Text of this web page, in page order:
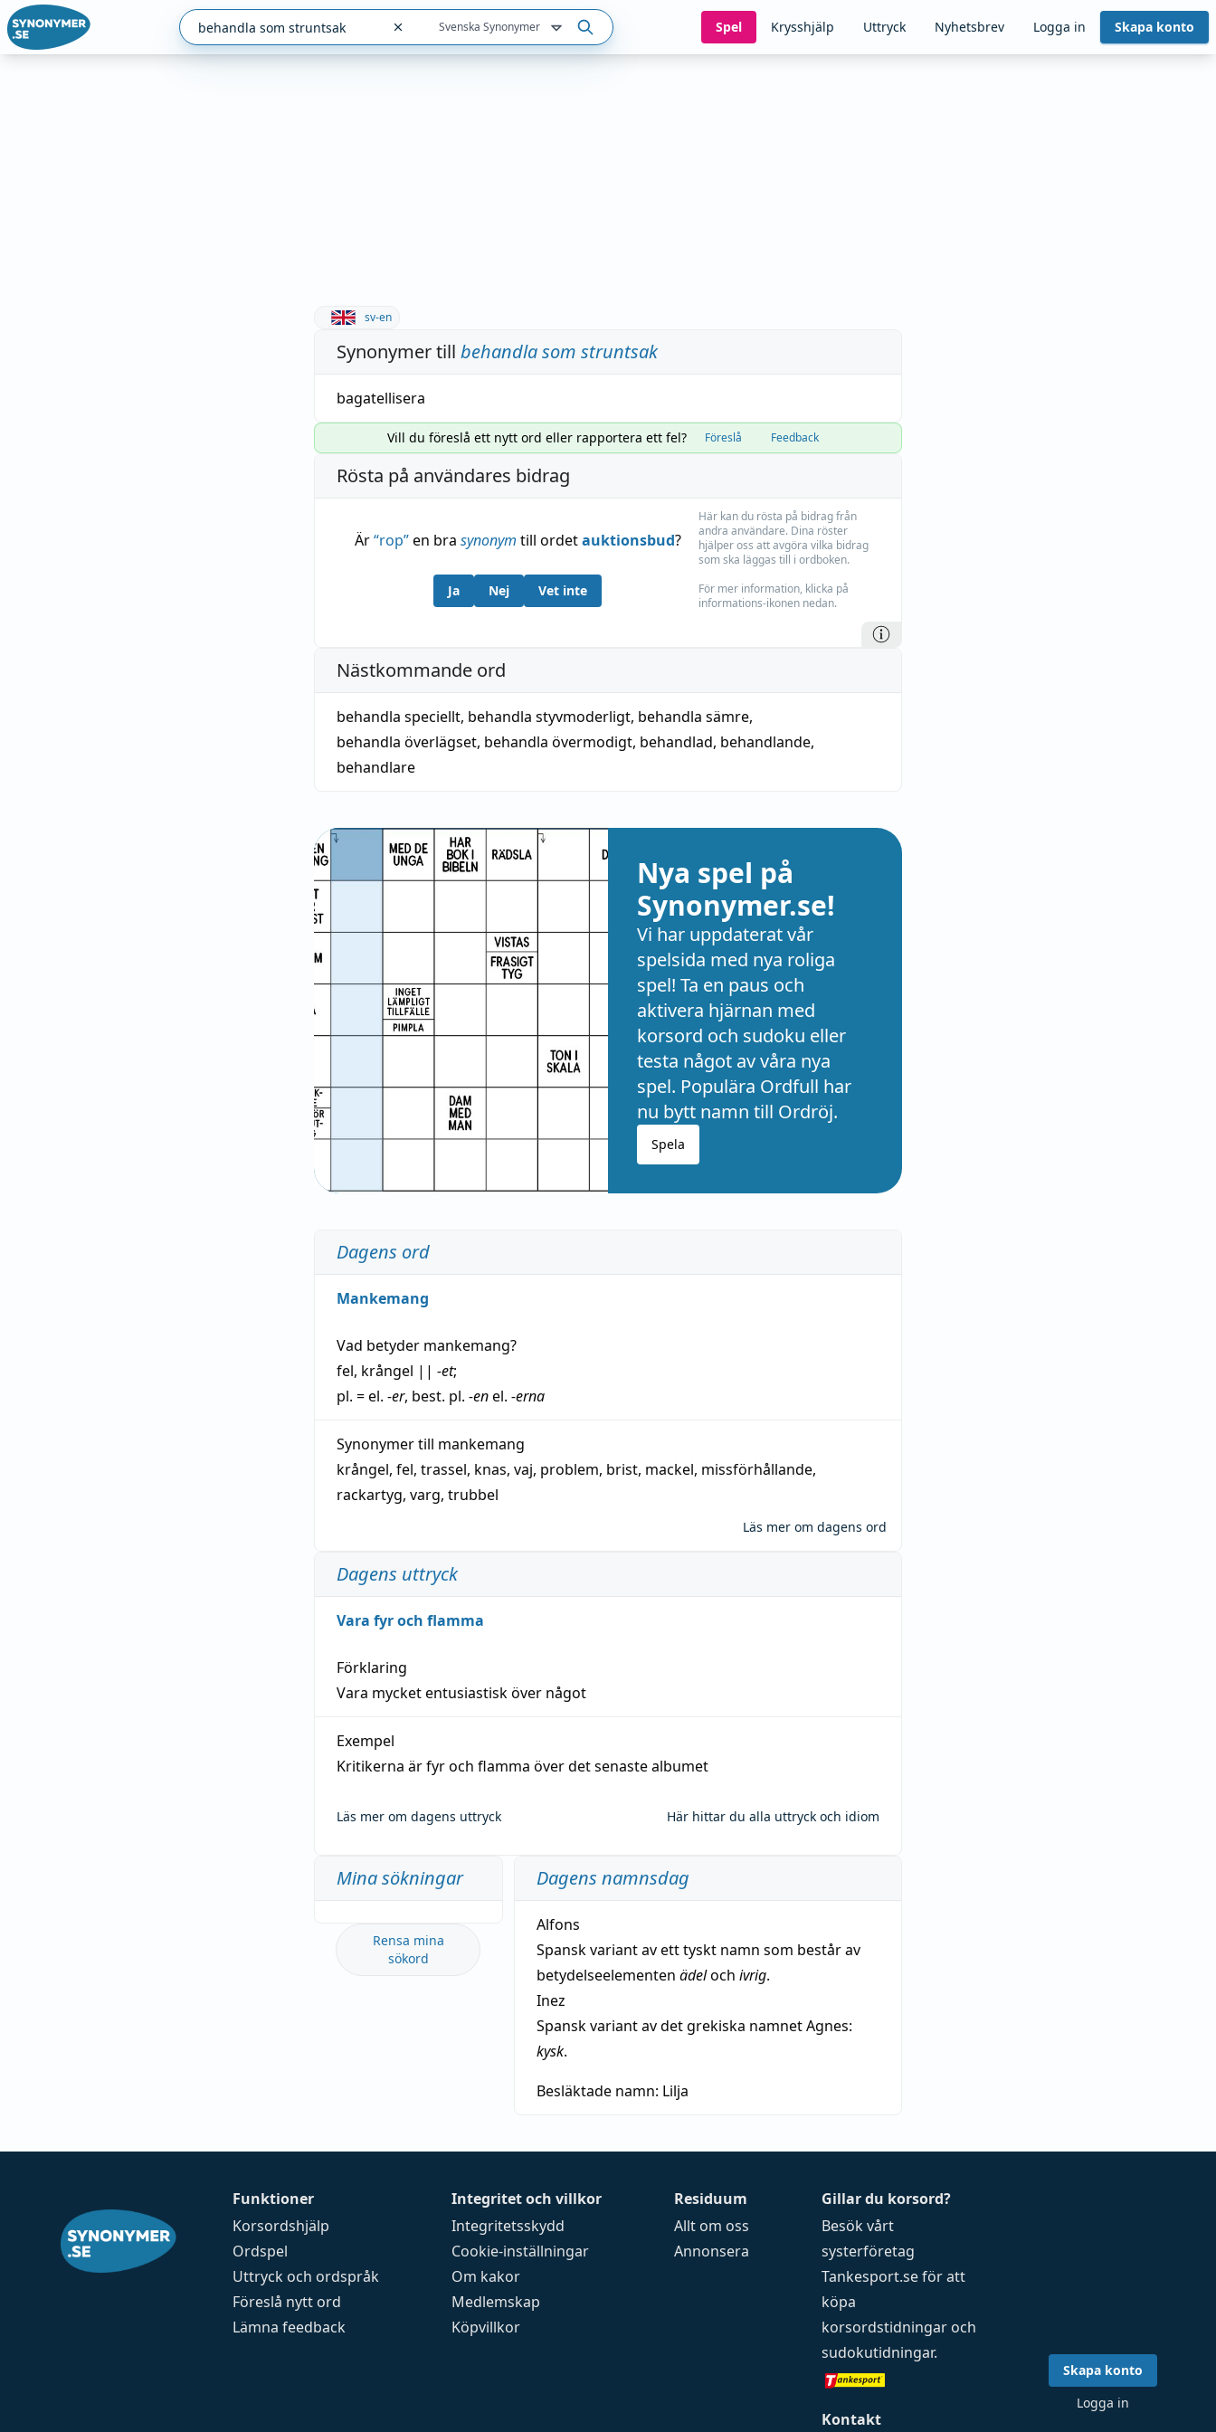
Svenska Synonymer Spel Krysshjälp Uttryck Nyhetsbrev Logga in Skapa konto
sv-en
Synonymer till behandla som struntsak
bagatellisera
Vill du föreslå ett nytt ord eller rapportera ett fel? Föreslå Feedback
Rösta på användares bidrag
Är“rop”en bra synonym till ordetauktionsbud?
Ja Nej Vet inte
Här kan du rösta på bidrag från
andra användare. Dina röster
hjälper oss att avgöra vilka bidrag
som ska läggas till i ordboken.
För mer information, klicka på
informations-ikonen nedan.
Nästkommande ord
behandla speciellt, behandla styvmoderligt, behandla sämre,
behandla överlägset, behandla övermodigt, behandlad, behandlande,
behandlare
Nya spel på
Synonymer.se!
Vi har uppdaterat vår
spelsida med nya roliga
spel! Ta en paus och
aktivera hjärnan med
korsord och sudoku eller
testa något av våra nya
spel. Populära Ordfull har
nu bytt namn till Ordröj.
Spela
Dagens ord
Mankemang
Vad betyder mankemang?
fel, krångel || -et;
pl. = el. -er, best. pl. -enel. -erna
Synonymer till mankemang
krångel, fel, trassel, knas, vaj, problem, brist, mackel, missförhållande,
rackartyg, varg, trubbel
Läs mer om dagens ord
Dagens uttryck
Vara fyr och flamma
Förklaring
Vara mycket entusiastisk över något
Exempel
Kritikerna är fyr och flamma över det senaste albumet
Läs mer om dagens uttryck Här hittar du alla uttryck och idiom
Mina sökningar
Rensa mina
sökord
Dagens namnsdag
Alfons
Spansk variant av ett tyskt namn som består av
betydelseelementen ädeloch ivrig.
Inez
Spansk variant av det grekiska namnet Agnes:
kysk.
Besläktade namn: Lilja
Funktioner
Korsordshjälp
Ordspel
Uttryck och ordspråk
Föreslå nytt ord
Lämna feedback
Integritet och villkor
Integritetsskydd
Cookie-inställningar
Om kakor
Medlemskap
Köpvillkor
Residuum
Allt om oss
Annonsera
Gillar du korsord?
Besök vårt
systerföretag
Tankesport.seför att
köpa
korsordstidningar och
sudokutidningar.
Kontakt
Skapa konto
Logga in